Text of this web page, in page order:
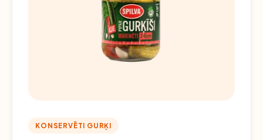
KONSERVĒTI GURĶI